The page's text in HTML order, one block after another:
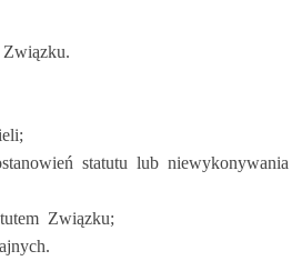
statutu lub niewykonywania
Związku;